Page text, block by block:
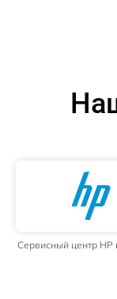
Сервисный центр HP